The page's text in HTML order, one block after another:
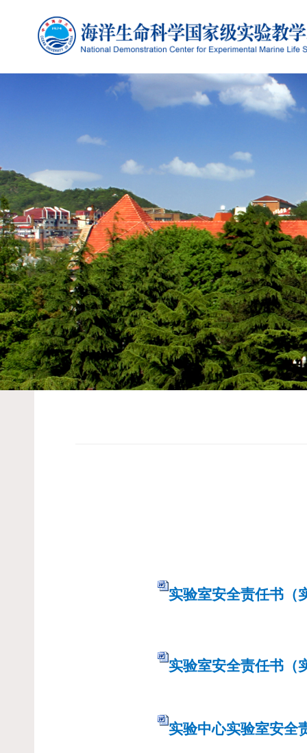
实验室安全责任书（
实验室安全责任书（
实验中心实验室安全